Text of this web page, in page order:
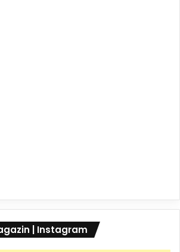
| Instagram